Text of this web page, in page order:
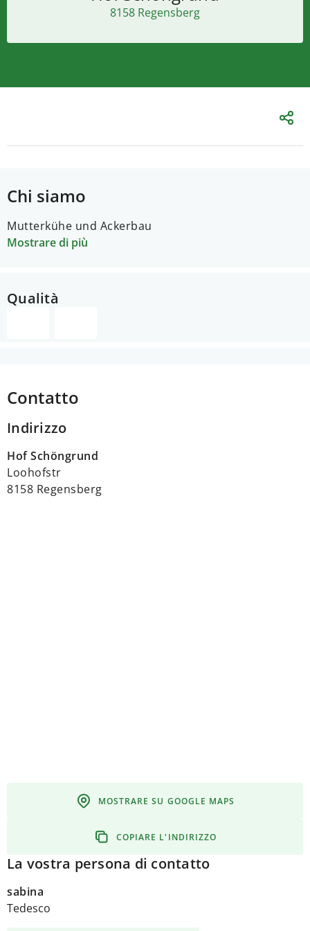
8158 Regensberg
Chi siamo
Mutterkühe und Ackerbau
Mostrare di più
Qualità
Contatto
Indirizzo
Hof Schöngrund
Loohofstr
8158 Regensberg
MOSTRARE SU GOOGLE MAPS
COPIARE L'INDIRIZZO
La vostra persona di contatto
sabina
Tedesco